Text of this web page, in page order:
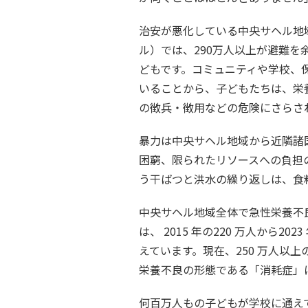
治安が悪化している中央サヘル
ル）では、290万人以上が避難を
どもです。コミュニティや学校
いることから、子どもたちは、
の徴兵・徴用などの危険にさらさ
暴力は中央サヘル地域から近隣
困窮、限られたリソースへの負
う干ばつと洪水の繰り返しは、
中央サヘル地域全体で急性栄養
は、 2015 年の220 万人から
えています。現在、250 万人以
栄養不良の形態である「消耗症
何百万人もの子どもが学校に通